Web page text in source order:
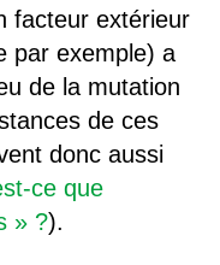
facteur extérieur
par exemple) a
de la mutation
de ces
donc aussi
ce que
» ?).